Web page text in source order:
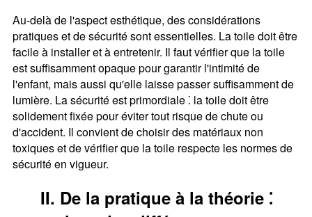
Au-delà de l'aspect esthétique, des considérations
pratiques et de sécurité sont essentielles. La toile doit être
facile à installer et à entretenir. Il faut vérifier que la toile
est suffisamment opaque pour garantir l'intimité de
l'enfant, mais aussi qu'elle laisse passer suffisamment de
lumière. La sécurité est primordiale ⁚ la toile doit être
solidement fixée pour éviter tout risque de chute ou
d'accident. Il convient de choisir des matériaux non
toxiques et de vérifier que la toile respecte les normes de
sécurité en vigueur.
II. De la pratique à la théorie ⁚